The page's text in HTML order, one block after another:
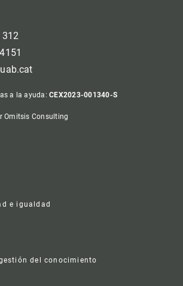
a la ayuda:CEX2023-001340-S
Omitsis Consulting
e igualdad
del conocimiento